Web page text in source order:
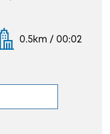
0.5km / 00:02